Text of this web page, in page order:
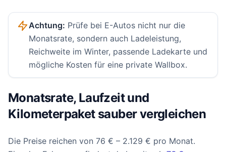
Achtung: Prüfe bei E-Autos nicht nur die
Monatsrate, sondern auch Ladeleistung,
Reichweite im Winter, passende Ladekarte und
mögliche Kosten für eine private Wallbox.
Monatsrate, Laufzeit und
Kilometerpaket sauber vergleichen
Die Preise reichen von 76 € – 2.129 € pro Monat.